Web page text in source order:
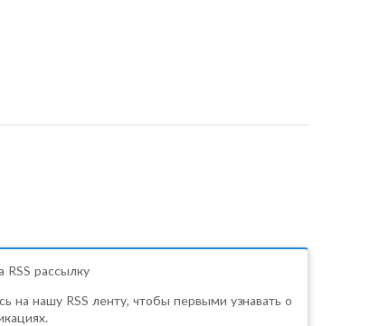
RSS рассылку
на нашу RSS ленту, чтобы первыми узнавать о